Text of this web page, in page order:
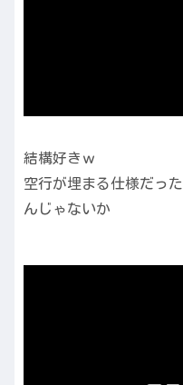
結構好きｗ
空行が埋まる仕様だっ
んじゃないか